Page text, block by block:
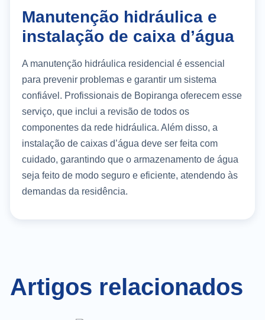
Manutenção hidráulica e
instalação de caixa d’água
A manutenção hidráulica residencial é essencial
para prevenir problemas e garantir um sistema
confiável. Profissionais de Bopiranga oferecem esse
serviço, que inclui a revisão de todos os
componentes da rede hidráulica. Além disso, a
instalação de caixas d’água deve ser feita com
cuidado, garantindo que o armazenamento de água
seja feito de modo seguro e eficiente, atendendo às
demandas da residência.
Artigos relacionados